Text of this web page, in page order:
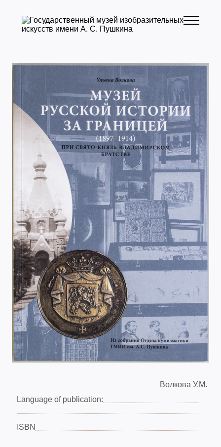
Волкова У.М.
Language of publication:
ISBN